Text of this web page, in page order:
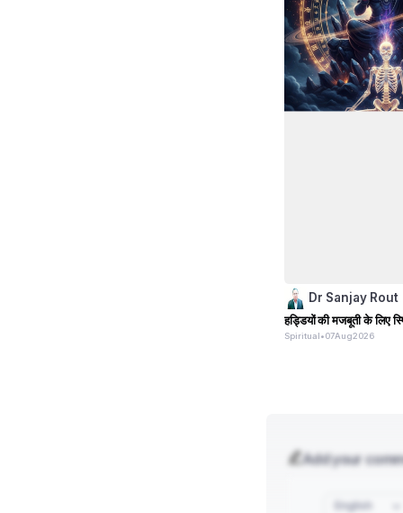
Dr Sanjay Rout
हड्डियों की मजबूती के लिए
Spiritual•07Aug2026
Add your
English